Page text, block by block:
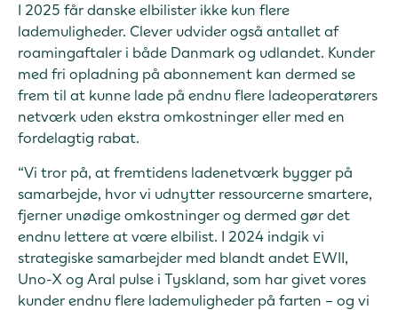
I 2025 får danske elbilister ikke kun flere
lademuligheder. Clever udvider også antallet af
roamingaftaler i både Danmark og udlandet. Kunder
med fri opladning på abonnement kan dermed se
frem til at kunne lade på endnu flere ladeoperatørers
netværk uden ekstra omkostninger eller med en
fordelagtig rabat.
“Vi tror på, at fremtidens ladenetværk bygger på
samarbejde, hvor vi udnytter ressourcerne smartere,
fjerner unødige omkostninger og dermed gør det
endnu lettere at være elbilist. I 2024 indgik vi
strategiske samarbejder med blandt andet EWII,
Uno-X og Aral pulse i Tyskland, som har givet vores
kunder endnu flere lademuligheder på farten – og vi